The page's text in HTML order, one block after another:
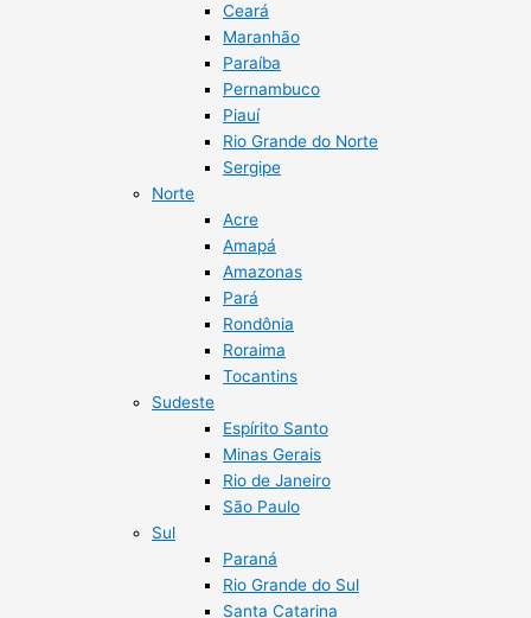
Ceará
Maranhão
Paraíba
Pernambuco
Piauí
Rio Grande do Norte
Sergipe
Norte
Acre
Amapá
Amazonas
Pará
Rondônia
Roraima
Tocantins
Sudeste
Espírito Santo
Minas Gerais
Rio de Janeiro
São Paulo
Sul
Paraná
Rio Grande do Sul
Santa Catarina